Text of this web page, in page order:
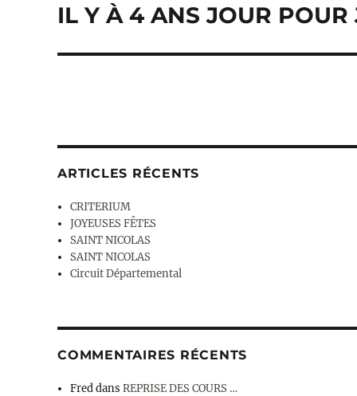
Publication
IL Y À 4 ANS JOUR
ARTICLES RÉCENTS
CRITERIUM
JOYEUSES FÊTES
SAINT NICOLAS
SAINT NICOLAS
Circuit Départemental
COMMENTAIRES RÉCENTS
FreddansREPRISE DES COURS …